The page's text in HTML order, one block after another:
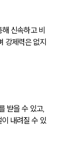
신속하고 비
강제력은 없지
받을 수 있고,
내려질 수 있